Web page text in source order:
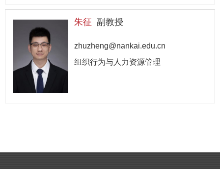
朱征 副教授
zhuzheng@nankai.edu.cn
组织行为与人力资源管理